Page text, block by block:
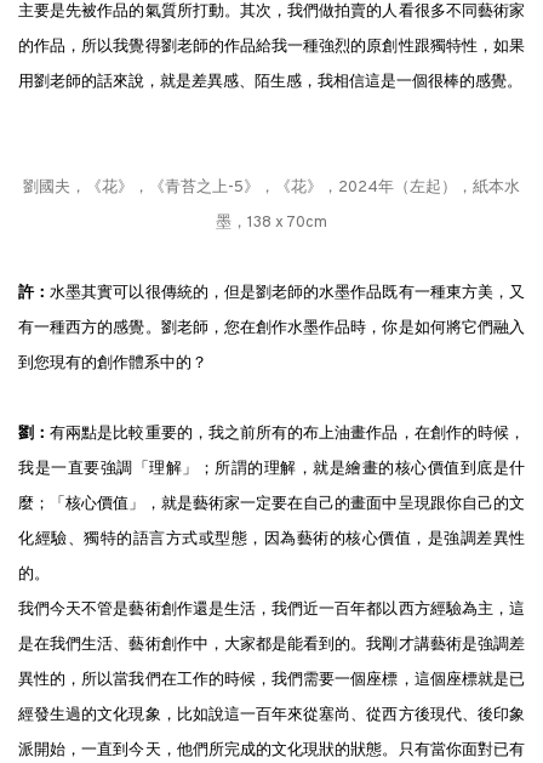
主要是先被作品的氣質所打動。其次，我們做拍賣的人看很多不同藝術家
的作品，所以我覺得劉老師的作品給我一種強烈的原創性跟獨特性，如果
用劉老師的話來說，就是差異感、陌生感，我相信這是一個很棒的感覺。
劉國夫，《花》，《青苔之上-5》，《花》，2024年（左起），紙本水
墨，138 x 70cm
許：水墨其實可以很傳統的，但是劉老師的水墨作品既有一種東方美，又
有一種西方的感覺。劉老師，您在創作水墨作品時，你是如何將它們融入
到您現有的創作體系中的？
劉：有兩點是比較重要的，我之前所有的布上油畫作品，在創作的時候，
我是一直要強調「理解」；所謂的理解，就是繪畫的核心價值到底是什
麼；「核心價值」，就是藝術家一定要在自己的畫面中呈現跟你自己的文
化經驗、獨特的語言方式或型態，因為藝術的核心價值，是強調差異性
的。
我們今天不管是藝術創作還是生活，我們近一百年都以西方經驗為主，這
是在我們生活、藝術創作中，大家都是能看到的。我剛才講藝術是強調差
異性的，所以當我們在工作的時候，我們需要一個座標，這個座標就是已
經發生過的文化現象，比如說這一百年來從塞尚、從西方後現代、後印象
派開始，一直到今天，他們所完成的文化現狀的狀態。只有當你面對已有